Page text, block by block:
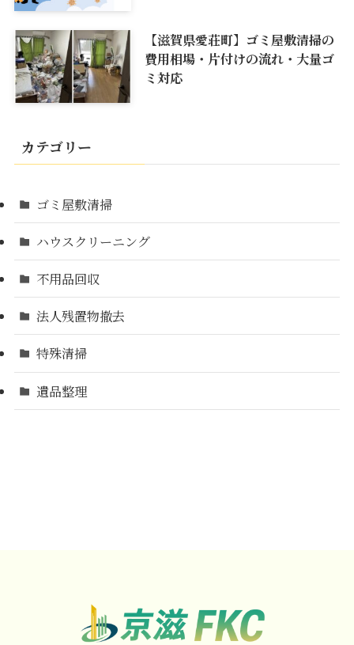
【滋賀県愛荘町】ゴミ屋敷清掃の
費用相場・片付けの流れ・大量ゴ
ミ対応
カテゴリー
ゴミ屋敷清掃
ハウスクリーニング
不用品回収
法人残置物撤去
特殊清掃
遺品整理